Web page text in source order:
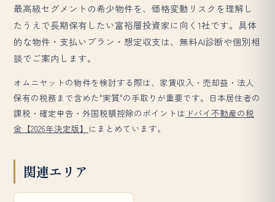
最高級セグメントの希少物件を、価格変動リスクを理解し
たうえで長期保有したい富裕層投資家に向く1社です。具体
的な物件・支払いプラン・想定収支は、無料AI診断や個別相
談でご案内します。
オムニヤットの物件を検討する際は、家賃収入・売却益・法人
保有の税務まで含めた"実質"の手取りが重要です。日本居住者の
課税・確定申告・外国税額控除のポイントは ドバイ不動産の税
金【2026年決定版】 にまとめています。
関連エリア